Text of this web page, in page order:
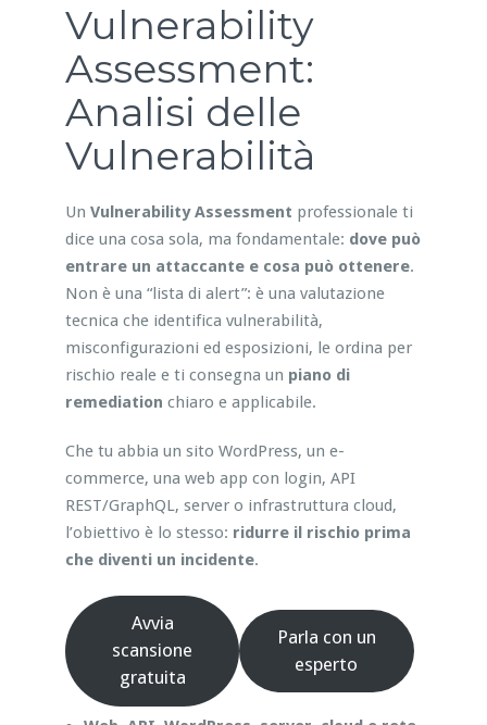
Vulnerability
Assessment:
Analisi delle
Vulnerabilità
Un Vulnerability Assessment professionale ti
dice una cosa sola, ma fondamentale: dove può
entrare un attaccante e cosa può ottenere.
Non è una “lista di alert”: è una valutazione
tecnica che identifica vulnerabilità,
misconfigurazioni ed esposizioni, le ordina per
rischio reale e ti consegna un piano di
remediation chiaro e applicabile.
Che tu abbia un sito WordPress, un e-
commerce, una web app con login, API
REST/GraphQL, server o infrastruttura cloud,
l’obiettivo è lo stesso: ridurre il rischio prima
che diventi un incidente.
Avvia
scansione
gratuita
Parla con un
esperto